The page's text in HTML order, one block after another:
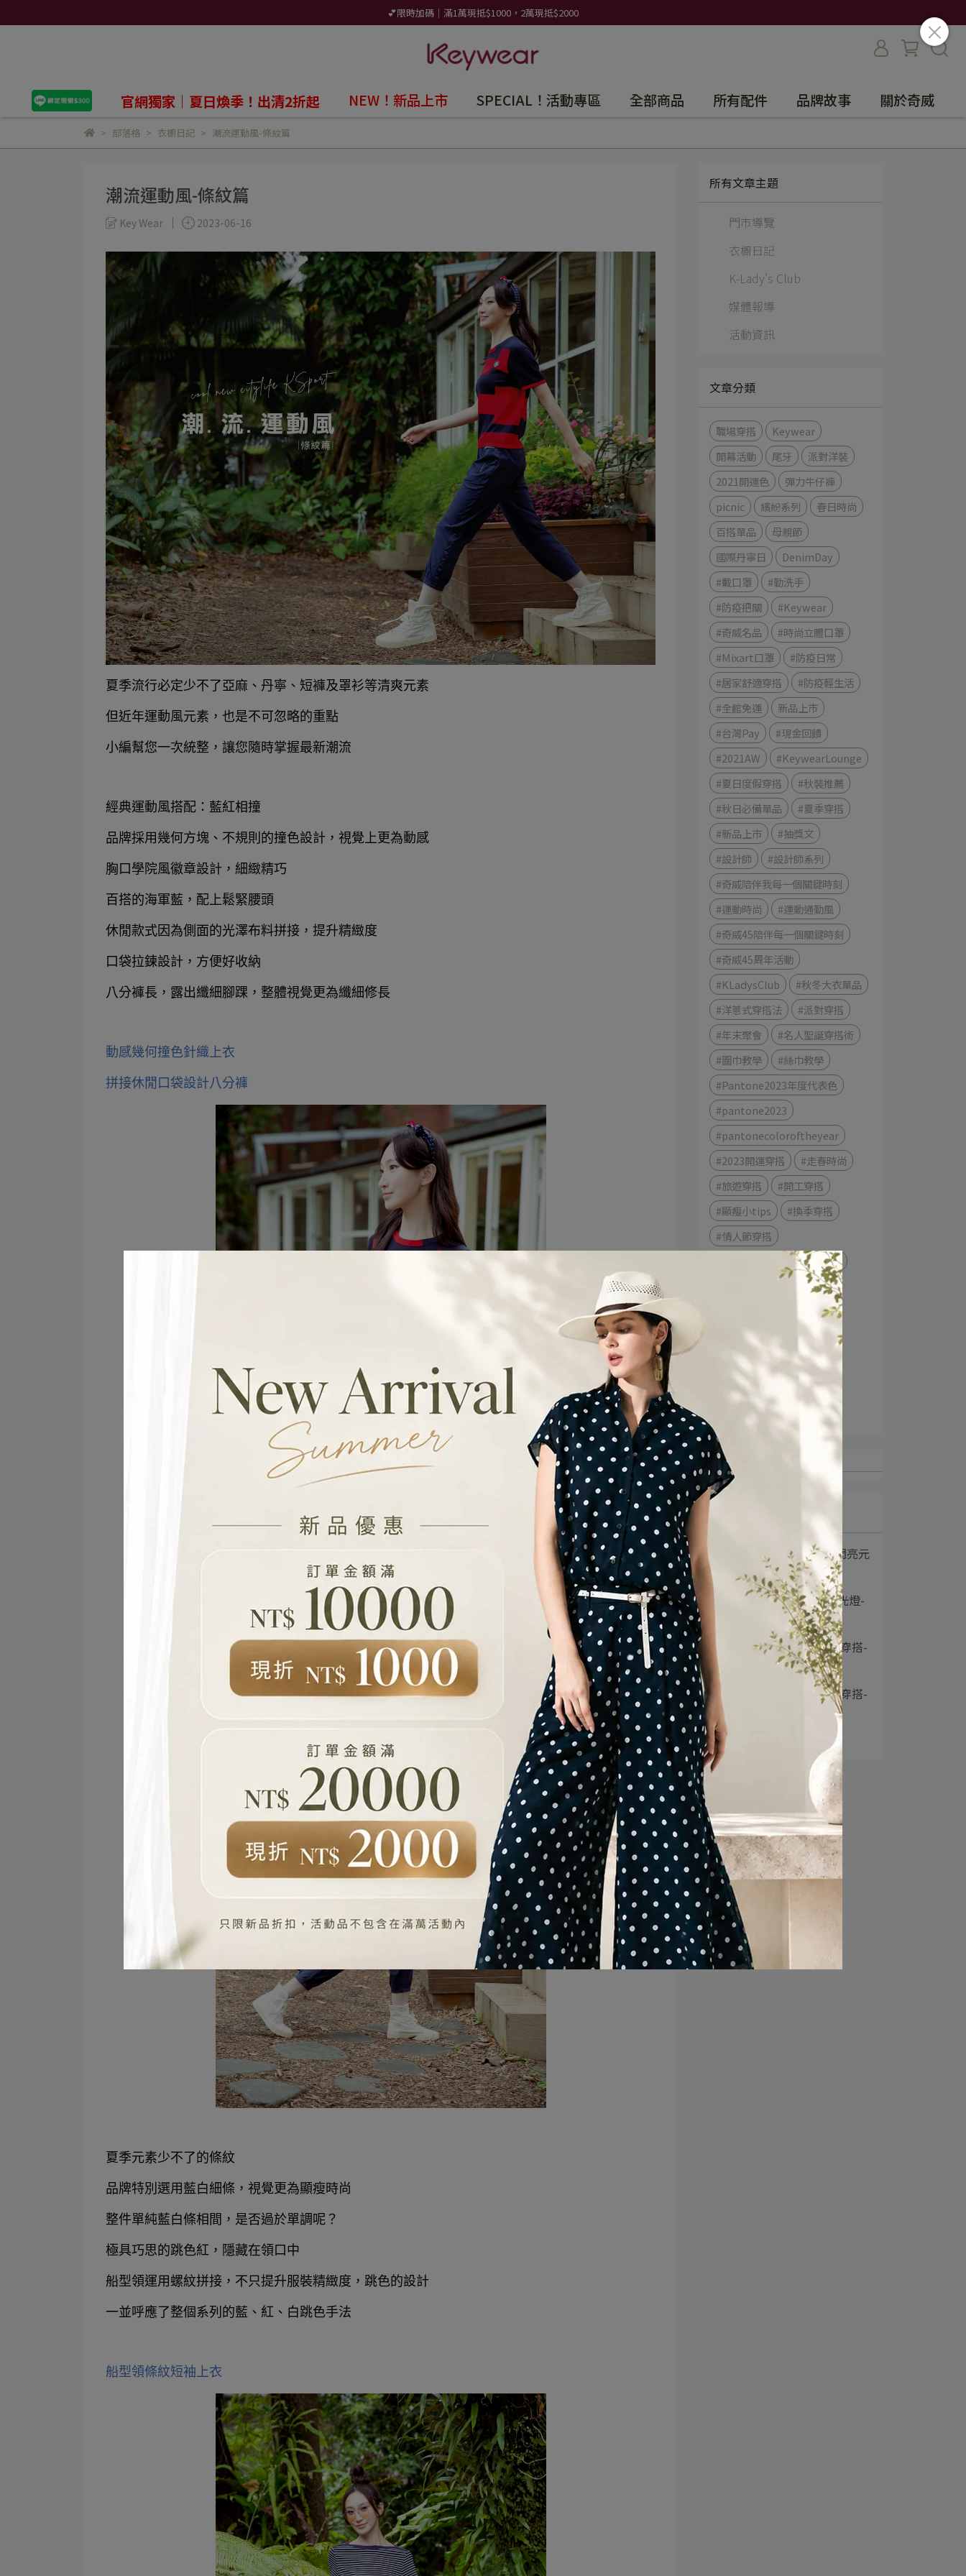
💕限時加碼｜滿1萬現抵$1000，2萬現抵$2000
官網獨家｜夏日煥季！出清2折起 NEW！新品上市 SPECIAL！活動專區 全部商品 所有配件 品牌故事 關於奇威
部落格 衣櫥日記 潮流運動風-條紋篇
潮流運動風-條紋篇
Key Wear 2023-06-16
夏季流行必定少不了亞麻、丹寧、短褲及罩衫等清爽元素
但近年運動風元素，也是不可忽略的重點
小編幫您一次統整，讓您隨時掌握最新潮流
經典運動風搭配：藍紅相撞
品牌採用幾何方塊、不規則的撞色設計，視覺上更為動感
胸口學院風徽章設計，細緻精巧
百搭的海軍藍，配上鬆緊腰頭
休閒款式因為側面的光澤布料拼接，提升精緻度
口袋拉鍊設計，方便好收納
八分褲長，露出纖細腳踝，整體視覺更為纖細修長
動感幾何撞色針織上衣
拼接休閒口袋設計八分褲
夏季元素少不了的條紋
品牌特別選用藍白細條，視覺更為顯瘦時尚
整件單純藍白條相間，是否過於單調呢？
極具巧思的跳色紅，隱藏在領口中
船型領運用螺紋拼接，不只提升服裝精緻度，跳色的設計
一並呼應了整個系列的藍、紅、白跳色手法
船型領條紋短袖上衣
所有文章主題
門市導覽
衣櫥日記
K-Lady's Club
媒體報導
活動資訊
文章分類
職場穿搭
Keywear
開幕活動
尾牙
派對洋裝
2021開運色
彈力牛仔褲
picnic
繽紛系列
春日時尚
百搭單品
母親節
國際丹寧日
DenimDay
#戴口罩
#勤洗手
#防疫把關
#Keywear
#奇威名品
#時尚立體口罩
#Mixart口罩
#防疫日常
#居家舒適穿搭
#防疫輕生活
#全館免運
新品上市
#台灣Pay
#現金回饋
#2021AW
#KeywearLounge
#夏日度假穿搭
#秋裝推薦
#秋日必備單品
#夏季穿搭
#新品上市
#抽獎文
#設計師
#設計師系列
#奇威陪伴我每一個關鍵時刻
#運動時尚
#運動通勤風
#奇威45陪伴每一個關鍵時刻
#奇威45周年活動
#KLadysClub
#秋冬大衣單品
#洋蔥式穿搭法
#派對穿搭
#年末聚會
#名人聖誕穿搭術
#圍巾教學
#絲巾教學
#Pantone2023年度代表色
#pantone2023
#pantonecoloroftheyear
#2023開運穿搭
#走春時尚
#旅遊穿搭
#開工穿搭
#顯瘦小tips
#換季穿搭
#情人節穿搭
#2023春流行趨勢
賞櫻季
換季穿搭
夏日穿搭
#TVBS主播
#職場穿搭
#明星同款
#洋裝推薦
#名人穿搭
2023 流行元素穿搭-閃亮元
素篇
SPA Light 99 夏季美光燈-
3
2023 Pantone流行色穿搭-
粉紅⋯
2023 Pantone流行色穿搭-
黃綠⋯
5